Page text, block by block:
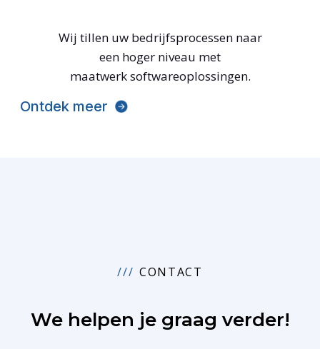
Wij tillen uw bedrijfsprocessen naar
een hoger niveau met
maatwerk softwareoplossingen.
Ontdek meer
CONTACT
We helpen je graag verder!